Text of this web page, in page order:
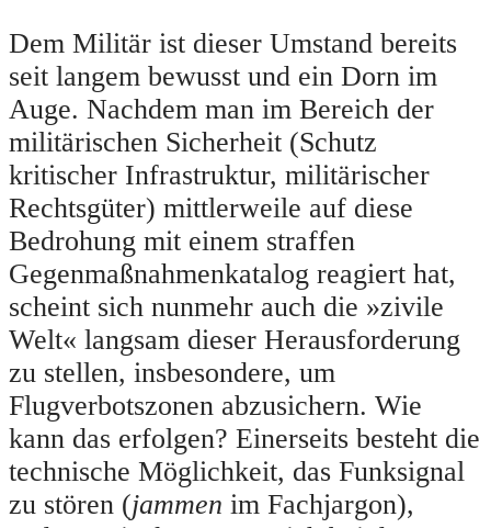
Dem Militär ist dieser Umstand bereits
seit langem bewusst und ein Dorn im
Auge. Nachdem man im Bereich der
militärischen Sicherheit (Schutz
kritischer Infrastruktur, militärischer
Rechtsgüter) mittlerweile auf diese
Bedrohung mit einem straffen
Gegenmaßnahmenkatalog reagiert hat,
scheint sich nunmehr auch die »zivile
Welt« langsam dieser Herausforderung
zu stellen, insbesondere, um
Flugverbotszonen abzusichern. Wie
kann das erfolgen? Einerseits besteht die
technische Möglichkeit, das Funksignal
zu stören (jammen im Fachjargon),